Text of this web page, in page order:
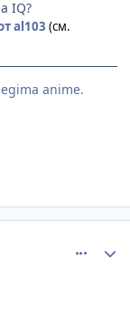
IQ?
al103 (см.
anime.